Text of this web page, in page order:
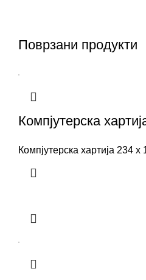
Поврзани продукти
Компјутерска
Компјутерска хартија 234 x